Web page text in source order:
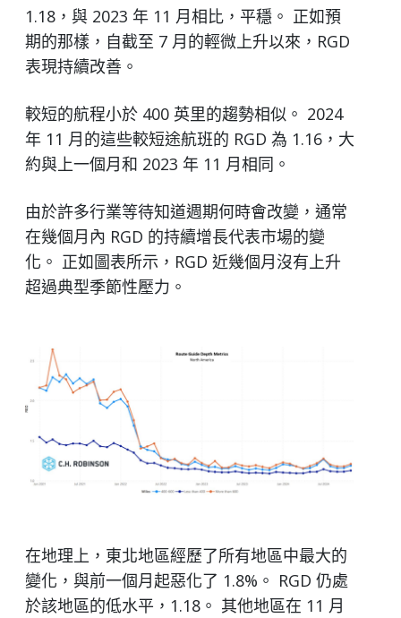
1.18，與 2023 年 11 月相比，平穩。 正如預
期的那樣，自截至 7 月的輕微上升以來，RGD
表現持續改善。
較短的航程小於 400 英里的趨勢相似。 2024
年 11 月的這些較短途航班的 RGD 為 1.16，大
約與上一個月和 2023 年 11 月相同。
由於許多行業等待知道週期何時會改變，通常
在幾個月內 RGD 的持續增長代表市場的變
化。 正如圖表所示，RGD 近幾個月沒有上升
超過典型季節性壓力。
在地理上，東北地區經歷了所有地區中最大的
變化，與前一個月起惡化了 1.8%。 RGD 仍處
於該地區的低水平，1.18。 其他地區在 11 月